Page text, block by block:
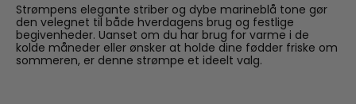
Strømpens elegante striber og dybe marineblå tone gør
den velegnet til både hverdagens brug og festlige
begivenheder. Uanset om du har brug for varme i de
kolde måneder eller ønsker at holde dine fødder friske om
sommeren, er denne strømpe et ideelt valg.